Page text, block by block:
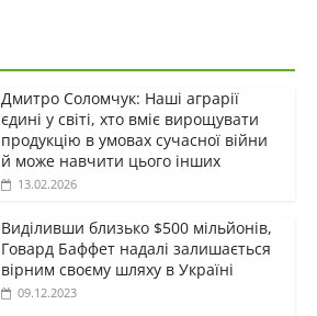
Дмитро Соломчук: Наші аграрії
єдині у світі, хто вміє вирощувати
продукцію в умовах сучасної війни
й може навчити цього інших
13.02.2026
Виділивши близько $500 мільйонів,
Говард Баффет надалі залишається
вірним своєму шляху в Україні
09.12.2023